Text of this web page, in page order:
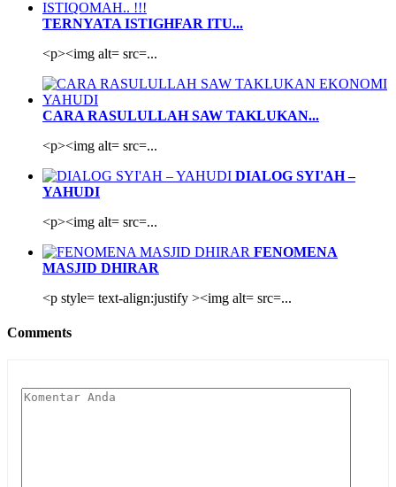
TERNYATA ISTIGHFAR ITU...
<p><img alt= src=...
CARA RASULULLAH SAW TAKLUKAN...
<p><img alt= src=...
DIALOG SYI'AH –
YAHUDI
<p><img alt= src=...
FENOMENA
MASJID DHIRAR
<p style= text-align:justify ><img alt= src=...
Comments